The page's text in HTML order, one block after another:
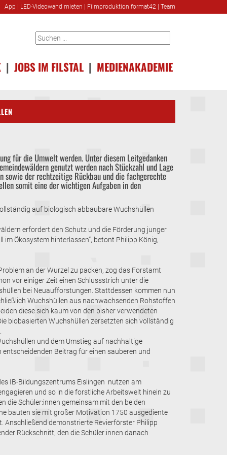
App LED-Videowand mieten Filmproduktion format42 Team
| JOBS IM FILSTAL | MEDIENAKADEMIE
für die Umwelt werden. Unter diesem Leitgedanken
genutzt werden nach Stückzahl und Lage
der rechtzeitige Rückbau und die fachgerechte
somit eine der wichtigen Aufgaben in den
auf biologisch abbaubare Wuchshüllen
erfordert den Schutz und die Förderung junger
Ökosystem hinterlassen“, betont Philipp König,
an der Wurzel zu packen, zog das Forstamt
vor einiger Zeit einen Schlussstrich unter die
bei Neuaufforstungen. Stattdessen kommen nun
Wuchshüllen aus nachwachsenden Rohstoffen
diese sich kaum von den bisher verwendeten
biobasierten Wuchshüllen zersetzten sich vollständig
und dem Umstieg auf nachhaltige
Beitrag für einen sauberen und
IB-Bildungszentrums Eislingen nutzen am
und so in die forstliche Arbeitswelt hinein zu
die Schüler:innen gemeinsam mit den beiden
bauten sie mit großer Motivation 1750 ausgediente
demonstrierte Revierförster Philipp
Rückschnitt, den die Schüler:innen danach